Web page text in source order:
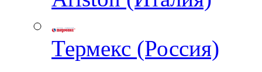
Термекс (Россия)